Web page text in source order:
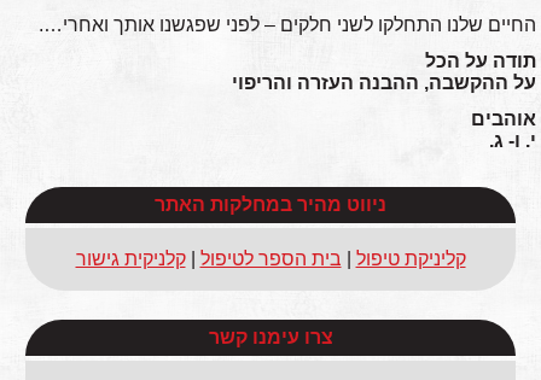
החיים שלנו התחלקו לשני חלקים – לפני שפגשנו אותך ואחרי….
תודה על הכל
על ההקשבה, ההבנה העזרה והריפוי
אוהבים
י. ו- ג.
ניווט מהיר במחלקות האתר
קליניקת טיפול בית הספר לטיפול |קלניקית גישור
צרו עימנו קשר